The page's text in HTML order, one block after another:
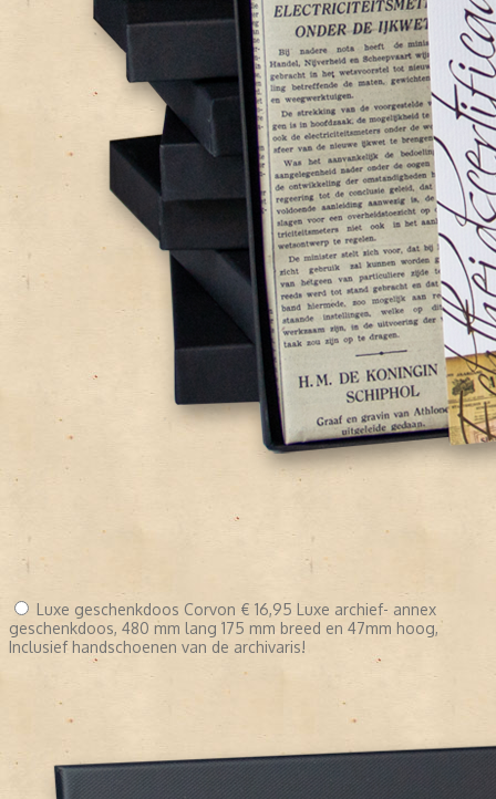
Luxe geschenkdoos Corvon € 16,95 Luxe archief- annex
geschenkdoos, 480 mm lang 175 mm breed en 47mm hoog,
Inclusief handschoenen van de archivaris!